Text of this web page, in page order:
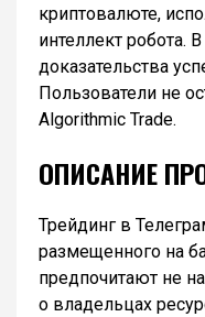
криптовалюте,
интеллект робота.
доказательства
Пользователи не
Algorithmic Trade.
ОПИСАНИЕ
Трейдинг в
размещенного на
предпочитают не
о владельцах